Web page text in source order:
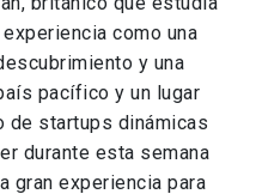
como una
y una
pacífico y un lugar
de startups dinámicas
durante esta semana
gran experiencia para